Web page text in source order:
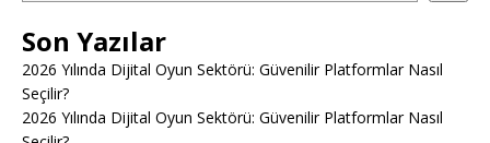
Son Yazılar
2026 Yılında Dijital Oyun Sektörü: Güvenilir Platformlar Nasıl
Seçilir?
2026 Yılında Dijital Oyun Sektörü: Güvenilir Platformlar Nasıl